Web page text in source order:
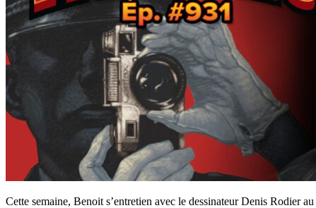
Cette semaine, Benoit s’entretien avec le dessinateur Denis Rodier